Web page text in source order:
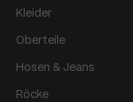
Kleider
Oberteile
Hosen & Jeans
Röcke